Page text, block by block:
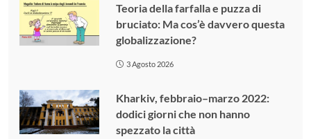
Teoria della farfalla e puzza di
bruciato: Ma cos’è davvero questa
globalizzazione?
3 Agosto 2026
Kharkiv, febbraio–marzo 2022:
dodici giorni che non hanno
spezzato la città